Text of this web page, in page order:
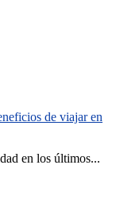
de viajar en
en los últimos...